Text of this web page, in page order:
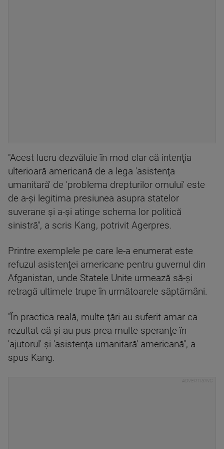
"Acest lucru dezvăluie în mod clar că intenţia
ulterioară americană de a lega 'asistenţa
umanitară' de 'problema drepturilor omului' este
de a-şi legitima presiunea asupra statelor
suverane şi a-şi atinge schema lor politică
sinistră", a scris Kang, potrivit Agerpres.
Printre exemplele pe care le-a enumerat este
refuzul asistenţei americane pentru guvernul din
Afganistan, unde Statele Unite urmează să-şi
retragă ultimele trupe în următoarele săptămâni.
"În practica reală, multe ţări au suferit amar ca
rezultat că şi-au pus prea multe speranţe în
'ajutorul' şi 'asistenţa umanitară' americană", a
spus Kang.